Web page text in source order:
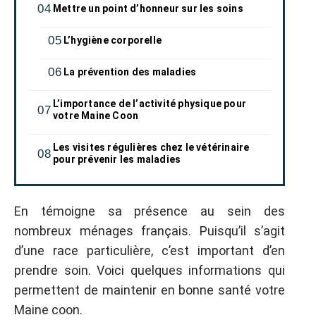
Mettre un point d’honneur sur les soins
L’hygiène corporelle
La prévention des maladies
L’importance de l’activité physique pour
votre Maine Coon
Les visites régulières chez le vétérinaire
pour prévenir les maladies
En témoigne sa présence au sein des
nombreux ménages français. Puisqu’il s’agit
d’une race particulière, c’est important d’en
prendre soin. Voici quelques informations qui
permettent de maintenir en bonne santé votre
Maine coon.